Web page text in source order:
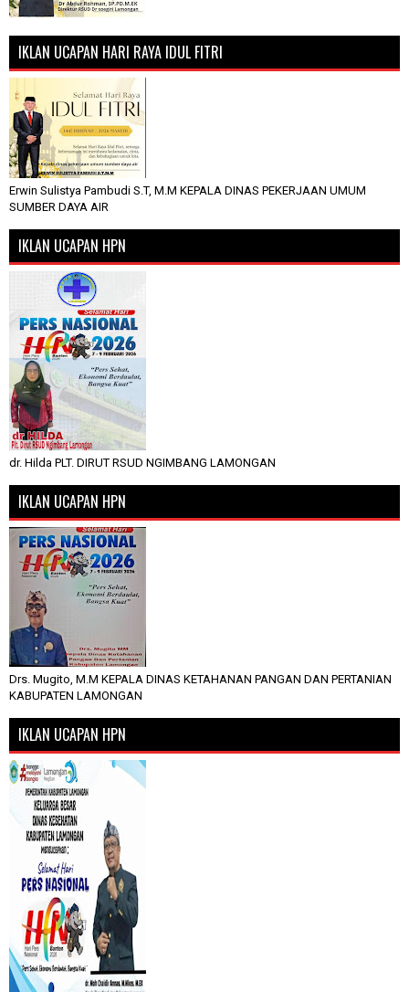
IKLAN UCAPAN HARI RAYA IDUL FITRI
Erwin Sulistya Pambudi S.T, M.M KEPALA DINAS PEKERJAAN UMUM
SUMBER DAYA AIR
IKLAN UCAPAN HPN
dr. Hilda PLT. DIRUT RSUD NGIMBANG LAMONGAN
IKLAN UCAPAN HPN
Drs. Mugito, M.M KEPALA DINAS KETAHANAN PANGAN DAN PERTANIAN
KABUPATEN LAMONGAN
IKLAN UCAPAN HPN